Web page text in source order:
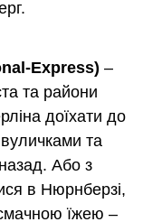
Express) –
та райони
доїхати до
та
Або з
в Нюрнберзі,
їжею –